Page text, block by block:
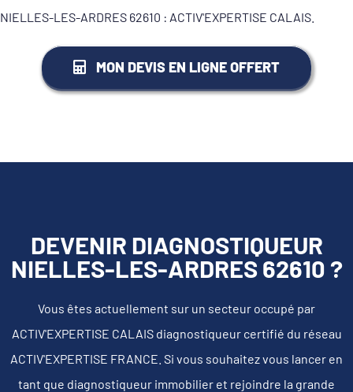
NIELLES-LES-ARDRES 62610 : ACTIV'EXPERTISE CALAIS.
MON DEVIS EN LIGNE OFFERT
DEVENIR DIAGNOSTIQUEUR
NIELLES-LES-ARDRES 62610 ?
Vous êtes actuellement sur un secteur occupé par
ACTIV'EXPERTISE CALAIS diagnostiqueur certifié du réseau
ACTIV'EXPERTISE FRANCE. Si vous souhaitez vous lancer en
tant que diagnostiqueur immobilier et rejoindre la grande